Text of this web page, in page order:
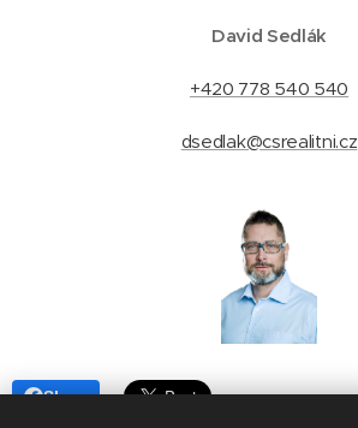
David Sedlák
+420 778 540 540
dsedlak@csrealitni.cz
Share